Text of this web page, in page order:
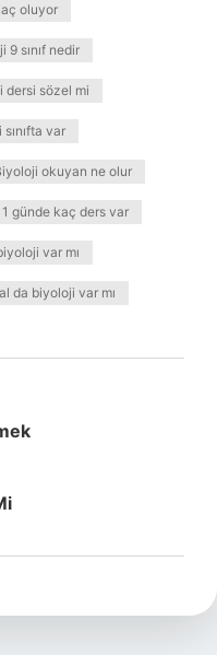
oluyor
9 sınıf nedir
dersi sözel mi
var
okuyan ne olur
günde kaç ders var
var mı
da biyoloji var mı